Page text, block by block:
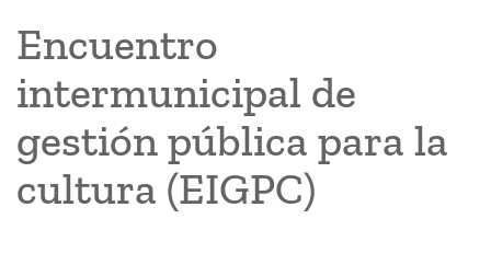
Encuentro
intermunicipal de
gestión pública para la
cultura (EIGPC)